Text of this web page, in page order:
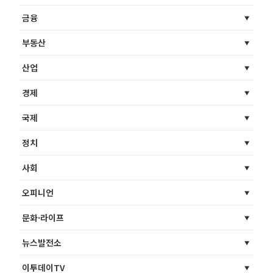
금융
부동산
산업
경제
국제
정치
사회
오피니언
문화·라이프
뉴스발전소
이투데이TV